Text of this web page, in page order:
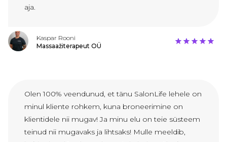
aja.
Kaspar Rooni
Massaažiterapeut OÜ
Olen 100% veendunud, et tänu SalonLife lehele on
minul kliente rohkem, kuna broneerimine on
klientidele nii mugav! Ja minu elu on teie süsteem
teinud nii mugavaks ja lihtsaks! Mulle meeldib,